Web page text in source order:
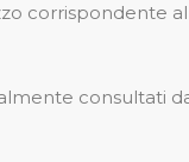
corrispondente
consultati